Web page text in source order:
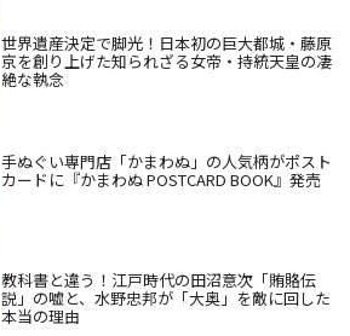
世界遺産決定で脚光！日本初の巨大都城・藤原
京を創り上げた知られざる女帝・持統天皇の凄
絶な執念
手ぬぐい専門店「かまわぬ」の人気柄がポスト
カードに『かまわぬ POSTCARD BOOK』発売
教科書と違う！江戸時代の田沼意次「賄賂伝
説」の嘘と、水野忠邦が「大奥」を敵に回した
本当の理由